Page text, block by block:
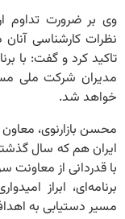
وی بر ضرورت تداوم
نظرات کارشناسی
تاکید کرد و گفت:‌ با
مدیران شرکت ملی مس
خواهد شد.
محسن بازارنوی،
ایران هم که سال
با قدردانی از معاونت
برنامه‌ای، ابراز
مسیر دستیابی به